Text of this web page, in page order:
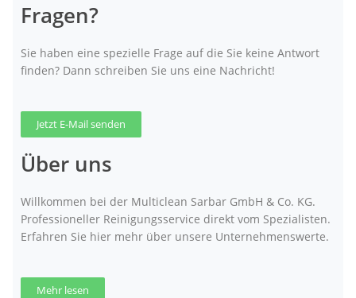
Fragen?
Sie haben eine spezielle Frage auf die Sie keine Antwort
finden? Dann schreiben Sie uns eine Nachricht!
Jetzt E-Mail senden
Über uns
Willkommen bei der Multiclean Sarbar GmbH & Co. KG.
Professioneller Reinigungsservice direkt vom Spezialisten.
Erfahren Sie hier mehr über unsere Unternehmenswerte.
Mehr lesen